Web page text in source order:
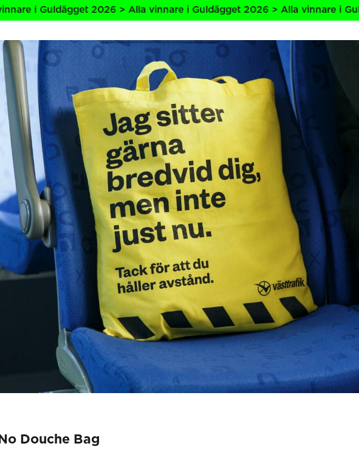
2026 > Alla vinnare i Guldägget 2026 > Alla vinnare i
No Douche Bag